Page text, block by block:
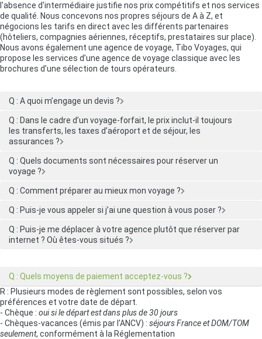
l'absence d'intermédiaire justifie nos prix compétitifs et nos services
de qualité. Nous concevons nos propres séjours de A à Z, et
négocions les tarifs en direct avec les différents partenaires
(hôteliers, compagnies aériennes, réceptifs, prestataires sur place).
Nous avons également une agence de voyage, Tibo Voyages, qui
propose les services d’une agence de voyage classique avec les
brochures d’une sélection de tours opérateurs.
Q : A quoi m’engage un devis ?
Q : Dans le cadre d’un voyage-forfait, le prix inclut-il toujours
les transferts, les taxes d’aéroport et de séjour, les
assurances ?
Q : Quels documents sont nécessaires pour réserver un
voyage ?
Q : Comment préparer au mieux mon voyage ?
Q : Puis-je vous appeler si j’ai une question à vous poser ?
Q : Puis-je me déplacer à votre agence plutôt que réserver par
internet ? Où êtes-vous situés ?
Q : Quels moyens de paiement acceptez-vous ?
R : Plusieurs modes de règlement sont possibles, selon vos
préférences et votre date de départ.
- Chèque : oui si le départ est dans plus de 30 jours
- Chèques-vacances (émis par l'ANCV) : séjours France et DOM/TOM
seulement, conformément à la Réglementation